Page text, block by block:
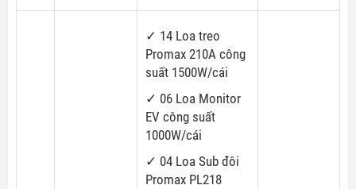
✓ 14 Loa treo
Promax 210A công
suất 1500W/cái
✓ 06 Loa Monitor
EV công suất
1000W/cái
✓ 04 Loa Sub đôi
Promax PL218